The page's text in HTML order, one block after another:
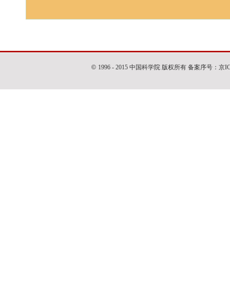
© 1996 - 2015 中国科学院 版权所有 备案序号：京